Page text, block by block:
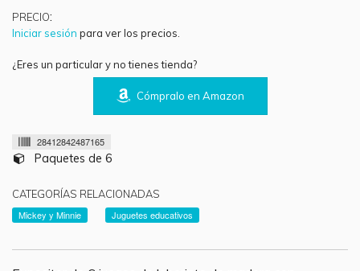
PRECIO:
Iniciar sesión para ver los precios.
¿Eres un particular y no tienes tienda?
Cómpralo en Amazon
28412842487165
Paquetes de 6
CATEGORÍAS RELACIONADAS
Mickey y Minnie
Juguetes educativos